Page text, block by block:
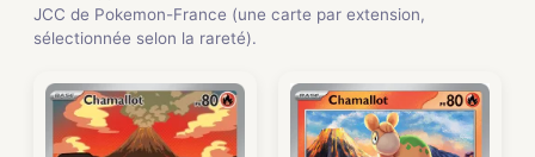
JCC de Pokemon-France (une carte par extension,
sélectionnée selon la rareté).